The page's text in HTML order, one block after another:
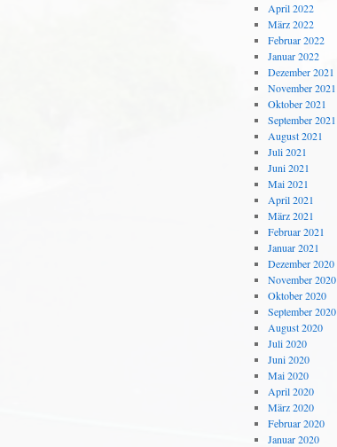
April 2022
März 2022
Februar 2022
Januar 2022
Dezember 2021
November 2021
Oktober 2021
September 2021
August 2021
Juli 2021
Juni 2021
Mai 2021
April 2021
März 2021
Februar 2021
Januar 2021
Dezember 2020
November 2020
Oktober 2020
September 2020
August 2020
Juli 2020
Juni 2020
Mai 2020
April 2020
März 2020
Februar 2020
Januar 2020